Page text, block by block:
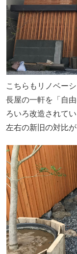
こちらもリノベーシ
長屋の一軒を「自
ろいろ改造されてい
左右の新旧の対比